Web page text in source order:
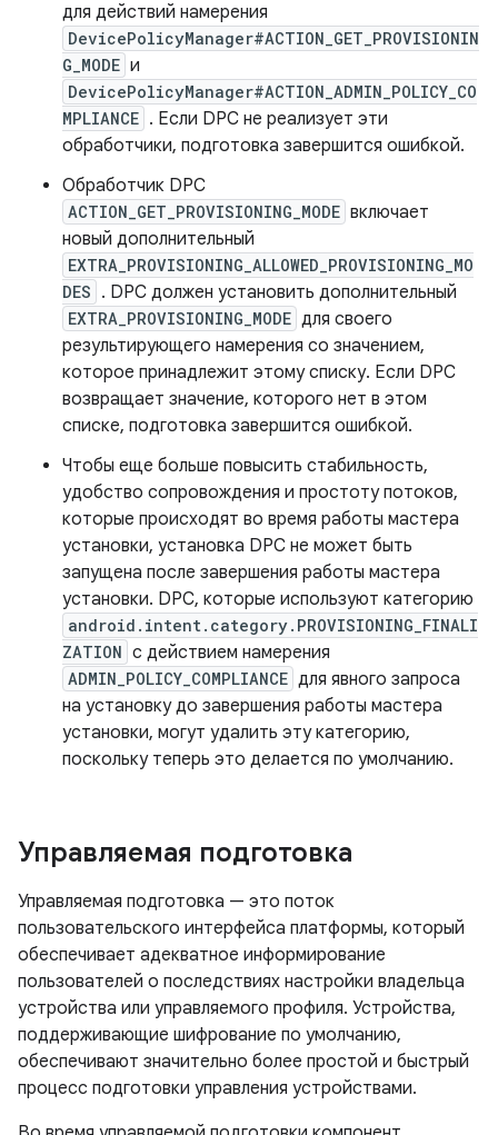
для действий намерения
DevicePolicyManager#ACTION_GET_PROVISIONIN
G_MODE и
DevicePolicyManager#ACTION_ADMIN_POLICY_CO
MPLIANCE . Если DPC не реализует эти
обработчики, подготовка завершится ошибкой.
Обработчик DPC
ACTION_GET_PROVISIONING_MODE включает
новый дополнительный
EXTRA_PROVISIONING_ALLOWED_PROVISIONING_MO
DES . DPC должен установить дополнительный
EXTRA_PROVISIONING_MODE для своего
результирующего намерения со значением,
которое принадлежит этому списку. Если DPC
возвращает значение, которого нет в этом
списке, подготовка завершится ошибкой.
Чтобы еще больше повысить стабильность,
удобство сопровождения и простоту потоков,
которые происходят во время работы мастера
установки, установка DPC не может быть
запущена после завершения работы мастера
установки. DPC, которые используют категорию
android.intent.category.PROVISIONING_FINALI
ZATION с действием намерения
ADMIN_POLICY_COMPLIANCE для явного запроса
на установку до завершения работы мастера
установки, могут удалить эту категорию,
поскольку теперь это делается по умолчанию.
Управляемая подготовка
Управляемая подготовка — это поток
пользовательского интерфейса платформы, который
обеспечивает адекватное информирование
пользователей о последствиях настройки владельца
устройства или управляемого профиля. Устройства,
поддерживающие шифрование по умолчанию,
обеспечивают значительно более простой и быстрый
процесс подготовки управления устройствами.